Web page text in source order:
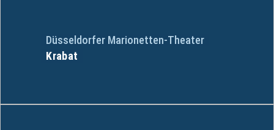
Düsseldorfer Marionetten-Theater
Krabat